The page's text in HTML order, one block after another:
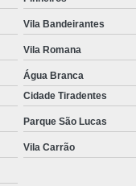
Tratamento
em Sorocaba
Hiperbárica
Tratamento por
Vila Bandeirantes
Vila Romana
Água Branca
Cidade Tiradentes
Parque São Lucas
Vila Carrão